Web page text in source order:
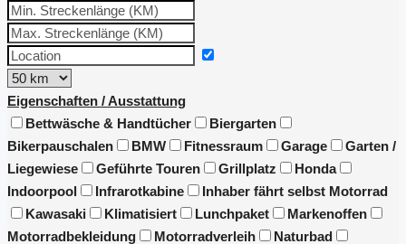
Eigenschaften / Ausstattung
Bettwäsche & Handtücher
Biergarten
Bikerpauschalen
BMW Fitnessraum Garage
Garten /
Liegewiese
Geführte Touren Grillplatz
Honda
Indoorpool
Infrarotkabine
Inhaber fährt selbst Motorrad
Kawasaki
Klimatisiert Lunchpaket
Markenoffen
Motorradbekleidung
Motorradverleih
Naturbad